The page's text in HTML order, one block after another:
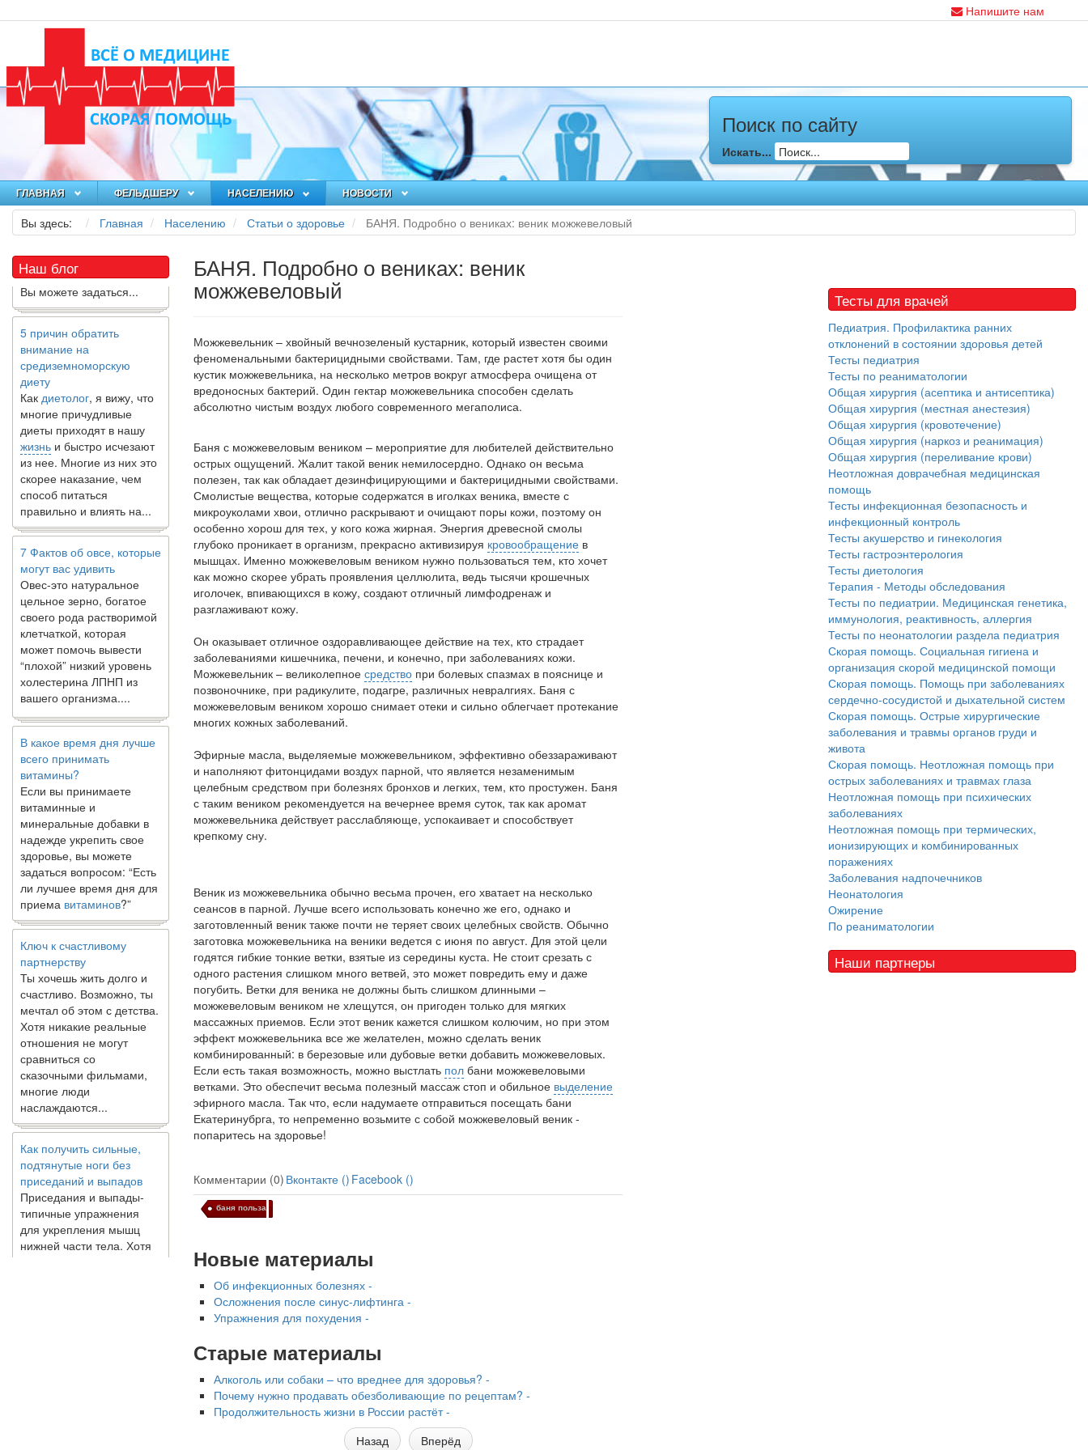
Напишите нам
Поиск по сайту
Искать...
ГЛАВНАЯ ФЕЛЬДШЕРУ НАСЕЛЕНИЮ НОВОСТИ
Вы здесь: Главная Населению Статьи о здоровье БАНЯ. Подробно о вениках: веник можжевеловый
Наш блог
Как я заболел во время
локдауна?
Это странная ситуация:
вы соблюдали все меры
предосторожности
COVID-19 (вы почти все
время дома), но, тем не
образом простудились.
Вы можете задаться...
5 причин обратить
внимание на
средиземноморскую
диету
Какдиетолог
многие причудливые
диеты приходят в нашу
жизньи быстро исчезают
из нее. Многие из них это
скорее наказание, чем
способ питаться
правильно и влиять на...
7 Фактов об овсе, которые
могут вас удивить
Овес-это натуральное
цельное зерно, богатое
своего рода растворимой
клетчаткой, которая
может помочь вывести
“плохой” низкий уровень
холестерина ЛПНП из
вашего организма....
В какое время дня лучше
всего принимать
витамины?
Если вы принимаете
витаминные и
минеральные добавки в
надежде укрепить свое
здоровье, вы можете
задаться вопросом: “Есть
ли лучшее время дня для
приемавитаминов?”
Ключ к счастливому
партнерству
Ты хочешь жить долго и
счастливо. Возможно, ты
мечтал об этом с детства.
Хотя никакие реальные
отношения не могут
сравниться со
сказочными фильмами,
многие люди
наслаждаются...
Как получить сильные,
подтянутые ноги без
приседаний и выпадов
Приседания и выпады-
типичные упражнения
для укрепления мышц
нижней части тела. Хотя
они чрезвычайно
БАНЯ. Подробно о вениках: веник
можжевеловый
Можжевельник – хвойный вечнозеленый кустарник, который известен своими
феноменальными бактерицидными свойствами. Там, где растет хотя бы один
кустик можжевельника, на несколько метров вокруг атмосфера очищена от
вредоносных бактерий. Один гектар можжевельника способен сделать
абсолютно чистым воздух любого современного мегаполиса.
Баня с можжевеловым веником – мероприятие для любителей действительно
острых ощущений. Жалит такой веник немилосердно. Однако он весьма
полезен, так как обладает дезинфицирующими и бактерицидными свойствами.
Смолистые вещества, которые содержатся в иголках веника, вместе с
микроуколами хвои, отлично раскрывают и очищают поры кожи, поэтому он
особенно хорош для тех, у кого кожа жирная. Энергия древесной смолы
глубоко проникает в организм, прекрасно активизируя кровообращение в
мышцах. Именно можжевеловым веником нужно пользоваться тем, кто хочет
как можно скорее убрать проявления целлюлита, ведь тысячи крошечных
иголочек, впивающихся в кожу, создают отличный лимфодренаж и
разглаживают кожу.
Он оказывает отличное оздоравливающее действие на тех, кто страдает
заболеваниями кишечника, печени, и конечно, при заболеваниях кожи.
Можжевельник – великолепное средство при болевых спазмах в пояснице и
позвоночнике, при радикулите, подагре, различных невралгиях. Баня с
можжевеловым веником хорошо снимает отеки и сильно облегчает протекание
многих кожных заболеваний.
Эфирные масла, выделяемые можжевельником, эффективно обеззараживают
и наполняют фитонцидами воздух парной, что является незаменимым
целебным средством при болезнях бронхов и легких, тем, кто простужен. Баня
с таким веником рекомендуется на вечернее время суток, так как аромат
можжевельника действует расслабляюще, успокаивает и способствует
крепкому сну.
Веник из можжевельника обычно весьма прочен, его хватает на несколько
сеансов в парной. Лучше всего использовать конечно же его, однако и
заготовленный веник также почти не теряет своих целебных свойств. Обычно
заготовка можжевельника на веники ведется с июня по август. Для этой цели
годятся гибкие тонкие ветки, взятые из середины куста. Не стоит срезать с
одного растения слишком много ветвей, это может повредить ему и даже
погубить. Ветки для веника не должны быть слишком длинными –
можжевеловым веником не хлещутся, он пригоден только для мягких
массажных приемов. Если этот веник кажется слишком колючим, но при этом
эффект можжевельника все же желателен, можно сделать веник
комбинированный: в березовые или дубовые ветки добавить можжевеловых.
Если есть такая возможность, можно выстлать пол бани можжевеловыми
ветками. Это обеспечит весьма полезный массаж стоп и обильное выделение
эфирного масла. Так что, если надумаете отправиться посещать бани
Екатеринубрга, то непременно возьмите с собой можжевеловый веник -
попаритесь на здоровье!
Комментарии (0) Вконтакте () Facebook ()
баня польза
Новые материалы
Об инфекционных болезнях -
Осложнения после синус-лифтинга -
Упражнения для похудения -
Старые материалы
Алкоголь или собаки – что вреднее для здоровья? -
Почему нужно продавать обезболивающие по рецептам? -
Продолжительность жизни в России растёт -
Назад
Вперёд
Тесты для врачей
Педиатрия. Профилактика ранних
отклонений в состоянии здоровья детей
Тесты педиатрия
Тесты по реаниматологии
Общая хирургия (асептика и антисептика)
Общая хирургия (местная анестезия)
Общая хирургия (кровотечение)
Общая хирургия (наркоз и реанимация)
Общая хирургия (переливание крови)
Неотложная доврачебная медицинская
помощь
Тесты инфекционная безопасность и
инфекционный контроль
Тесты акушерство и гинекология
Тесты гастроэнтерология
Тесты диетология
Терапия - Методы обследования
Тесты по педиатрии. Медицинская генетика,
иммунология, реактивность, аллергия
Тесты по неонатологии раздела педиатрия
Скорая помощь. Социальная гигиена и
организация скорой медицинской помощи
Скорая помощь. Помощь при заболеваниях
сердечно-сосудистой и дыхательной систем
Скорая помощь. Острые хирургические
заболевания и травмы органов груди и
живота
Скорая помощь. Неотложная помощь при
острых заболеваниях и травмах глаза
Неотложная помощь при психических
заболеваниях
Неотложная помощь при термических,
ионизирующих и комбинированных
поражениях
Заболевания надпочечников
Неонатология
Ожирение
По реаниматологии
Наши партнеры